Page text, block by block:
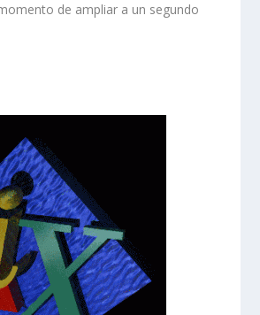
de ampliar a un segundo